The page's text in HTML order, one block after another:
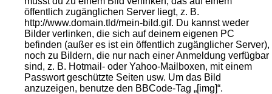
öffentlich zugänglichen Server liegt, z. B.
http://www.domain.tld/mein-bild.gif. Du kannst weder
Bilder verlinken, die sich auf deinem eigenen PC
befinden (außer es ist ein öffentlich zugänglicher Server),
noch zu Bildern, die nur nach einer Anmeldung verfügbar
sind, z. B. Hotmail- oder Yahoo-Mailboxen, mit einem
Passwort geschützte Seiten usw. Um das Bild
anzuzeigen, benutze den BBCode-Tag „[img]“.